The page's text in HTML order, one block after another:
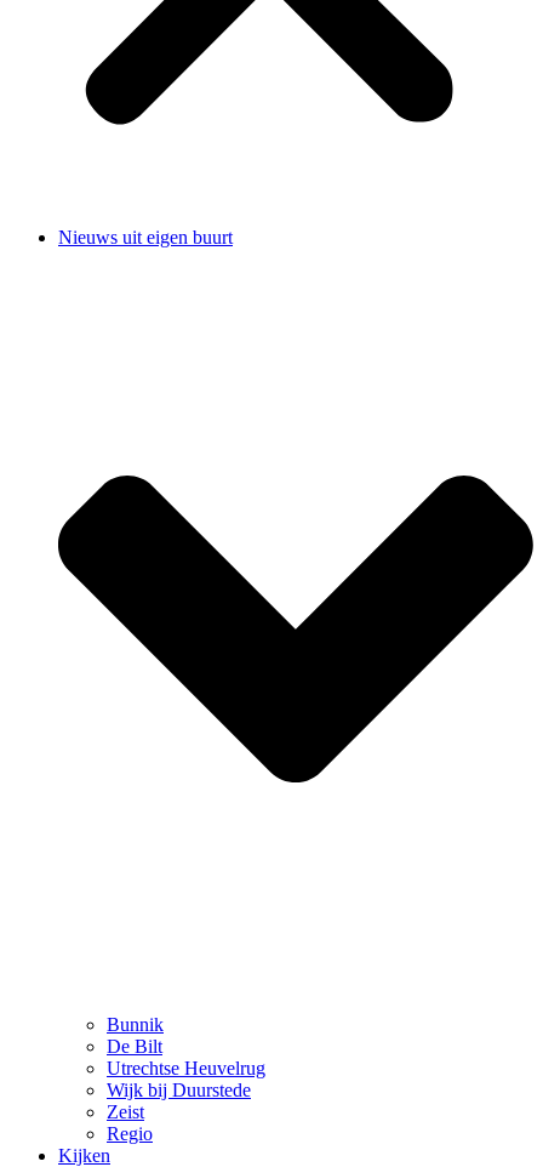
Nieuws uit eigen buurt
Bunnik
De Bilt
Utrechtse Heuvelrug
Wijk bij Duurstede
Zeist
Regio
Kijken